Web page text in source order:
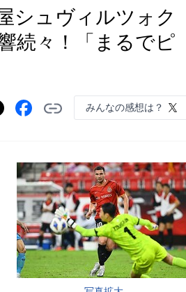
シュヴィルツォク
続々！「まるでピ
みんなの感想は？